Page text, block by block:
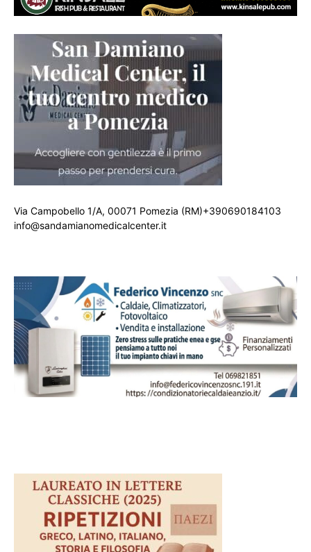
Via Campobello 1/A, 00071 Pomezia (RM)+390690184103
info@sandamianomedicalcenter.it